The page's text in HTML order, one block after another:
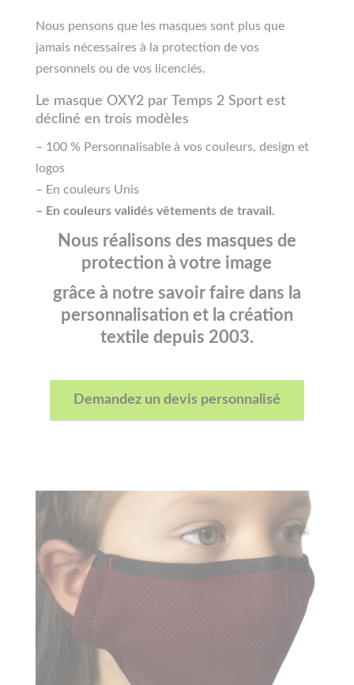
Nous pensons que les masques sont plus que
jamais nécessaires à la protection de vos
personnels ou de vos licenciés.
Le masque OXY2 par Temps 2 Sport est
décliné en trois modèles
– 100 % Personnalisable à vos couleurs, design et
logos
– En couleurs Unis
– En couleurs validés vêtements de travail.
Nous réalisons des masques de
protection à votre image
grâce à notre savoir faire dans la
personnalisation et la création
textile depuis 2003.
Demandez un devis personnalisé